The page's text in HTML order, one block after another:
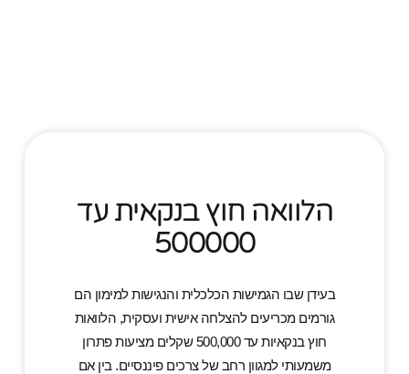
הלוואה חוץ בנקאית עד
500000
בעידן שבו הגמישות הכלכלית והנגישות למימון הם
גורמים מכריעים להצלחה אישית ועסקית, הלוואות
חוץ בנקאיות עד 500,000 שקלים מציעות פתרון
משמעותי למגוון רחב של צרכים פיננסיים. בין אם